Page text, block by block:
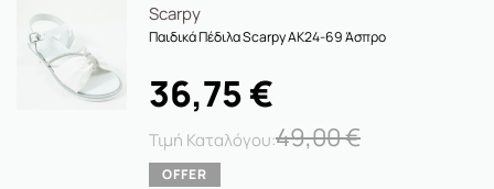
Scarpy
Παιδικά Πέδιλα Scarpy AK24-69 Άσπρο
49,00€
36,75€